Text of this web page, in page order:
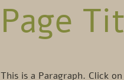
Page
This is a Paragraph. Click